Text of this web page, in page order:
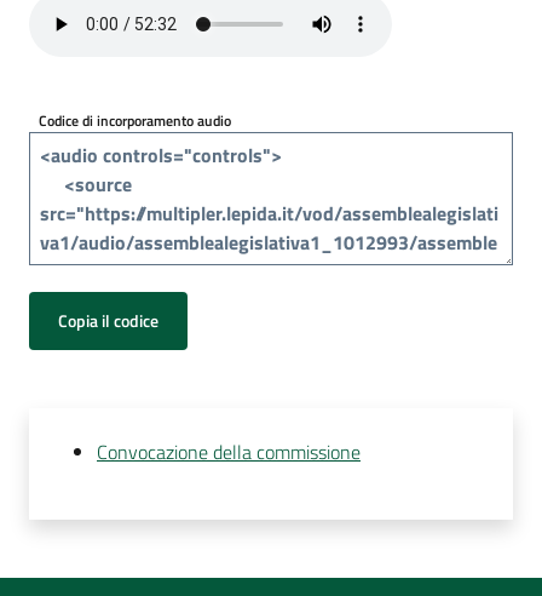
media
i
cittadini
Codice di incorporamento audio
Copia il codice
Convocazione della commissione